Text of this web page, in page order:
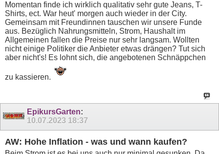
Momentan finde ich wirklich qualitativ sehr gute Jeans, T-
Shirts, ect. War heut' morgen auch wieder in der City.
Gemeinsam mit Freundinnen tauschen wir unsere Funde
aus. Bezüglich Nahrungsmitteln, Strom, Haushalt im
Allgemeinen fallen die Preise nur sehr langsam. Wollten
nicht einige Politiker die Anbieter etwas drängen? Tut sich
aber nicht's! Es lohnt sich, die angebotenen Schnäppchen
zu kassieren.
EpikursGarten:
10.07.2023 18:37
AW: Hohe Inflation - was und wann kaufen?